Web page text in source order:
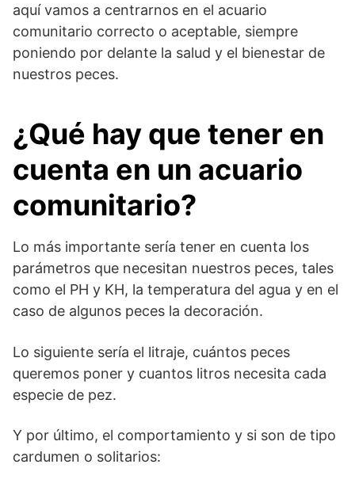
aquí vamos a centrarnos en el acuario
comunitario correcto o aceptable, siempre
poniendo por delante la salud y el bienestar de
nuestros peces.
¿Qué hay que tener en
cuenta en un acuario
comunitario?
Lo más importante sería tener en cuenta los
parámetros que necesitan nuestros peces, tales
como el PH y KH, la temperatura del agua y en el
caso de algunos peces la decoración.
Lo siguiente sería el litraje, cuántos peces
queremos poner y cuantos litros necesita cada
especie de pez.
Y por último, el comportamiento y si son de tipo
cardumen o solitarios: